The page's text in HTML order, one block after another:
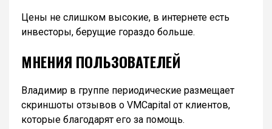
Цены не слишком высокие, в интернете есть
инвесторы, берущие гораздо больше.
МНЕНИЯ ПОЛЬЗОВАТЕЛЕЙ
Владимир в группе периодические размещает
скриншоты отзывов о VMCapital от клиентов,
которые благодарят его за помощь.